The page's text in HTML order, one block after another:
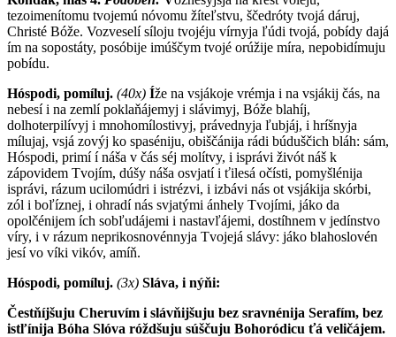
tezoimenítomu tvojemú nóvomu žíteľstvu, ščedróty tvojá dáruj,
Christé Bóže. Vozveselí síloju tvojéju vírnyja ľúdi tvojá, pobídy dajá
ím na sopostáty, posóbije imúščym tvojé orúžije míra, nepobidímuju
pobídu.
Hóspodi, pomíluj. (40x) Íže na vsjákoje vrémja i na vsjákij čás, na
nebesí i na zemlí poklaňájemyj i slávimyj, Bóže blahíj,
dolhoterpilívyj i mnohomílostivyj, právednyja ľubjáj, i hríšnyja
mílujaj, vsjá zovýj ko spaséniju, obiščánija rádi búduščich bláh: sám,
Hóspodi, primí í náša v čás séj molítvy, i isprávi živót náš k
zápovidem Tvojím, dúšy náša osvjatí i ťilesá očísti, pomyšlénija
isprávi, rázum ucilomúdri i istrézvi, i izbávi nás ot vsjákija skórbi,
zól i boľíznej, i ohradí nás svjatými ánhely Tvojími, jáko da
opolčénijem ích sobľudájemi i nastavľájemi, dostíhnem v jedínstvo
víry, i v rázum neprikosnovénnyja Tvojejá slávy: jáko blahoslovén
jesí vo víki vikóv, amíň.
Hóspodi, pomíluj. (3x) Sláva, i nýňi:
Čestňíjšuju Cheruvím i slávňijšuju bez sravnénija Serafím, bez
istľínija Bóha Slóva róždšuju súščuju Bohoródicu ťá veličájem.